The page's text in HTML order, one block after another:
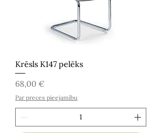
Krēsls K147 pelēks
Cena
68,00 €
Par preces pieejamību